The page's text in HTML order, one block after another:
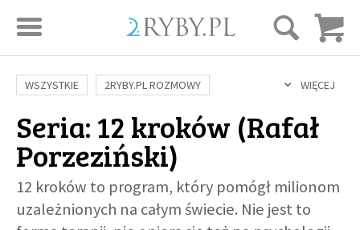
STRONA GŁÓWNA
SERIE FILMÓW
AUTORZY
BLOG
WIĘCEJ
WSZYSTKIE 2RYBY.PL ROZMOWY
SAME DOBRE WIADOMOŚCI ONA I ON ROZWÓJ
SZTUKA ŻYCIA MIŁOŚĆ DUCHOWOŚĆ
BUDOWANIE WIĘZI RODZINA BIBLIA
KOBIETA MĘŻCZYZNA RELIGIE FILOZOFIA
Seria: 12 kroków (Rafał
Porzeziński)
12 kroków to program, który pomógł milionom
uzależnionych na całym świecie. Nie jest to